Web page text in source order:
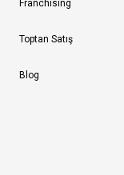
Franchising
Toptan Satış
Blog